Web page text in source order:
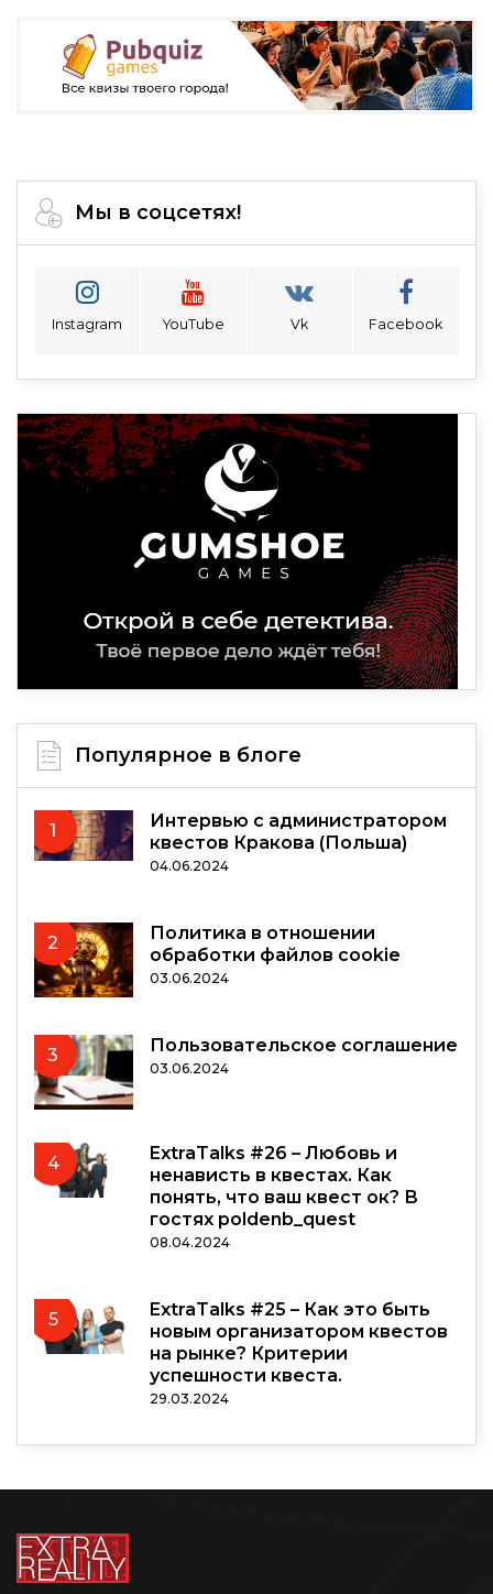
Мы в соцсетях!
Instagram YouTube Vk Facebook
Популярное в блоге
1
Интервью с администратором
квестов Кракова (Польша)
04.06.2024
2
Политика в отношении
обработки файлов cookie
03.06.2024
3 Пользовательское соглашение
03.06.2024
4
ExtraTalks #26 – Любовь и
ненависть в квестах. Как
понять, что ваш квест ок? В
гостях poldenb_quest
08.04.2024
5
ExtraTalks #25 – Как это быть
новым организатором квестов
на рынке? Критерии
успешности квеста.
29.03.2024